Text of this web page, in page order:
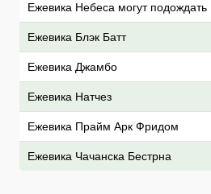
Ежевика Небеса могут подождать
Ежевика Блэк Батт
Ежевика Джамбо
Ежевика Натчез
Ежевика Прайм Арк Фридом
Ежевика Чачанска Бестрна